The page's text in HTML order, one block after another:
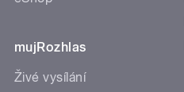
mujRozhlas
Živé vysílání